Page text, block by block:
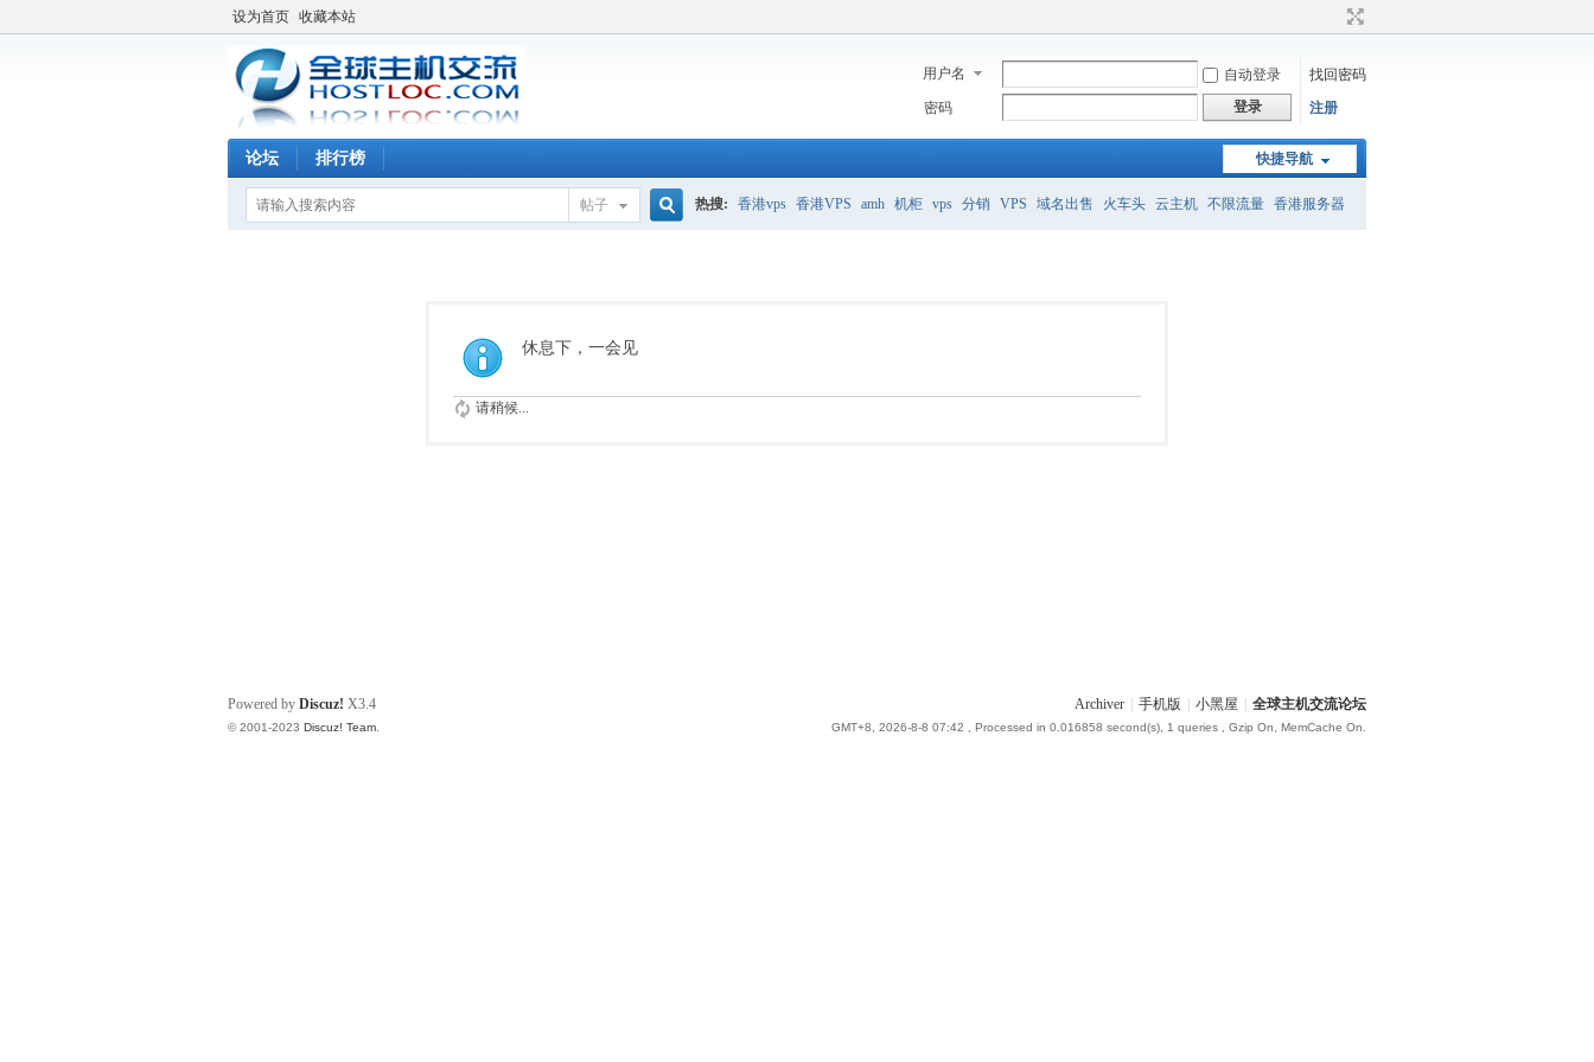
设为首页 收藏本站
用户名 自动登录
找回密码
密码
登录 注册
快捷导航
论坛 排行榜
帖子 热搜: 香港vps 香港VPS amh 机柜 vps 分销 VPS 域名出售 火车头 云主机 不限流量 香港服务器
休息下，一会见
请稍候...
Archiver 手机版 小黑屋 全球主机交流论坛
GMT+8, 2026-8-8 07:42 , Processed in 0.016858 second(s), 1 queries , Gzip On, MemCache On.
Powered by Discuz! X3.4
© 2001-2023 Discuz! Team